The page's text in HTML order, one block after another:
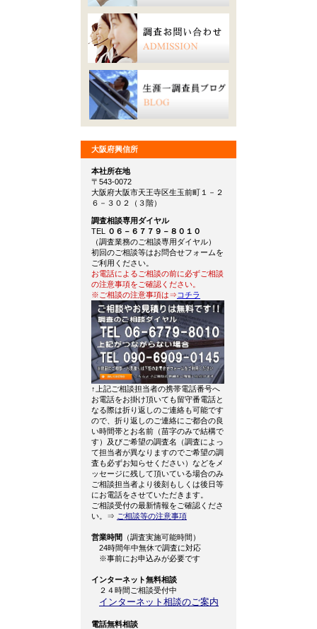
大阪府興信所
本社所在地
〒543-0072
大阪府大阪市天王寺区生玉前町１－２
６－３０２（３階）
調査相談専用ダイヤル
TEL
０６－６７７９－８０１０
（調査業務のご相談専用ダイヤル）
初回のご相談等はお問合せフォームを
ご利用ください。
お電話によるご相談の前に必ずご相談
の注意事項をご確認ください。
※ご相談の注意事項は⇒ コチラ
↑上記ご相談担当者の携帯電話番号へ
お電話をお掛け頂いても留守番電話と
なる際は折り返しのご連絡も可能です
ので、折り返しのご連絡にご都合の良
い時間帯とお名前（苗字のみで結構で
す）及びご希望の調査名（調査によっ
て担当者が異なりますのでご希望の調
査も必ずお知らせください）などをメ
ッセージに残して頂いている場合のみ
ご相談担当者より後刻もしくは後日等
にお電話をさせていただきます。
ご相談受付の最新情報をご確認くださ
い。⇒ ご相談等の注意事項
営業時間 （調査実施可能時間）
24時間年中無休で調査に対応
※事前にお申込みが必要です
インターネット無料相談
２４時間ご相談受付中
インターネット相談のご案内
電話無料相談